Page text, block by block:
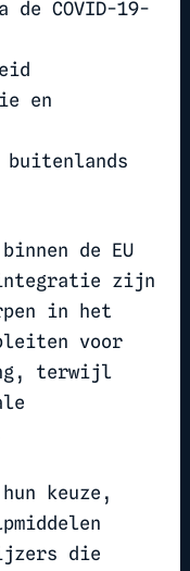
de COVID-19-
en
buitenlands
de EU
integratie zijn
in het
voor
terwijl
keuze,
die